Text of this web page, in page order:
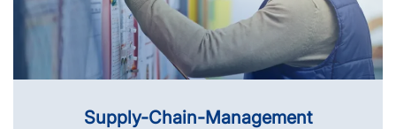
Supply-Chain-Management